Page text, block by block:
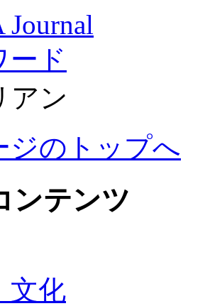
ード
アン
ジのトップへ
ンテンツ
文化